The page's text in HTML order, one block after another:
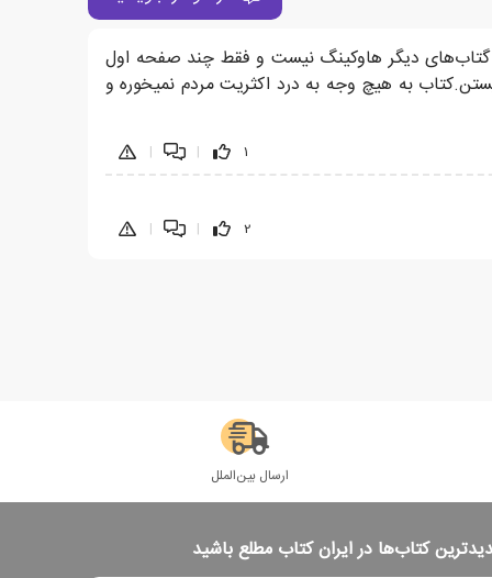
گتاب‌های دیگر هاوکینگ نیست و فقط چند صفحه اول
به هیچ وجه به درد اکثریت مردم نمیخوره و
1
|
|
2
|
|
ارسال بین‌الملل
کتاب‌ها در ایران کتاب مطلع باشید